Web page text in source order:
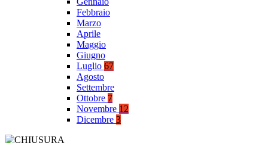
Febbraio
Marzo
Aprile
Maggio
Giugno
Luglio 67
Agosto
Settembre
Ottobre 7
Novembre 12
Dicembre 3